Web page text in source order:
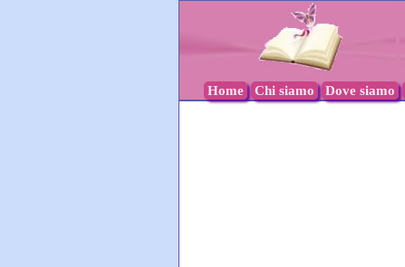
Home Chi siamo Dove siamo